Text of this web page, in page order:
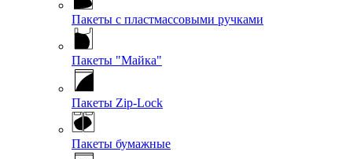
Пакеты с пластмассовыми ручками
Пакеты "Майка"
Пакеты Zip-Lock
Пакеты бумажные